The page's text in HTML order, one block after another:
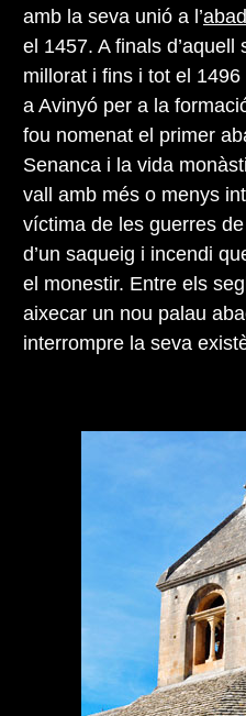
amb la seva unió a l’
el 1457. A finals
millorat i fins i tot el
a Avinyó per a la
fou nomenat el primer
Senanca i la vida
vall amb més o menys
víctima de les guerres
d’un saqueig i incendi
el monestir. Entre els
aixecar un nou palau
interrompre la seva